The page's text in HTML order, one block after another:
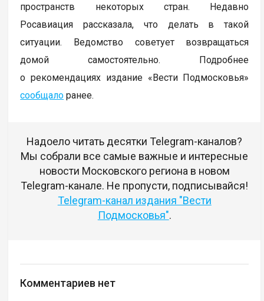
пространств некоторых стран. Недавно
Росавиация рассказала, что делать в такой
ситуации. Ведомство советует возвращаться
домой самостоятельно. Подробнее
о рекомендациях издание «Вести Подмосковья»
сообщало ранее.
Надоело читать десятки Telegram-каналов?
Мы собрали все самые важные и интересные
новости Московского региона в новом
Telegram-канале. Не пропусти, подписывайся!
Telegram-канал издания "Вести
Подмосковья".
Комментариев нет